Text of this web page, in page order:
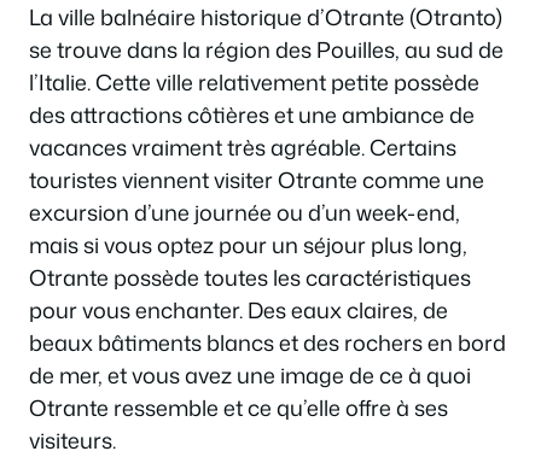
La ville balnéaire historique d’Otrante (Otranto)
se trouve dans la région des Pouilles, au sud de
l’Italie. Cette ville relativement petite possède
des attractions côtières et une ambiance de
vacances vraiment très agréable. Certains
touristes viennent visiter Otrante comme une
excursion d’une journée ou d’un week-end,
mais si vous optez pour un séjour plus long,
Otrante possède toutes les caractéristiques
pour vous enchanter. Des eaux claires, de
beaux bâtiments blancs et des rochers en bord
de mer, et vous avez une image de ce à quoi
Otrante ressemble et ce qu’elle offre à ses
visiteurs.